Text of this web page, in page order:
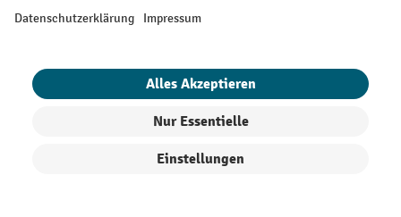
Käuferschutz - Trusted Shops